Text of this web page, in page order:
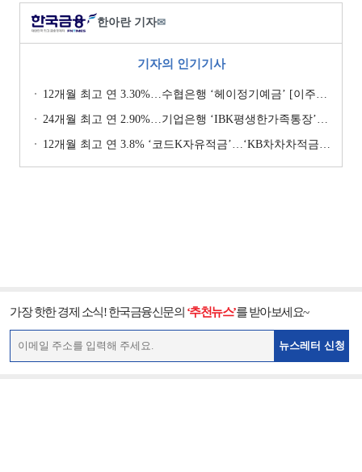
한아란 기자✉
기자의 인기기사
12개월 최고 연 3.30%…수협은행 ‘헤이정기예금’ [이주의 은행 예금금리-1월 2주]
24개월 최고 연 2.90%…기업은행 ‘IBK평생한가족통장’ [이주의 은행 예금금리-1월 2주]
12개월 최고 연 3.8% ‘코드K자유적금’…‘KB차차차적금’ 8% 이자 [이주의 은행 적금금리-1월 2주]
가장 핫한 경제 소식! 한국금융신문의 ‘추천뉴스’를 받아보세요~
뉴스레터 신청